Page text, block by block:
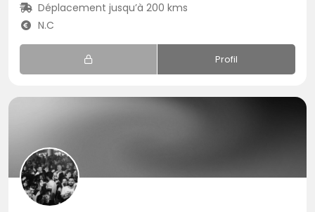
Déplacement jusqu’à 200 kms
N.C
Profil